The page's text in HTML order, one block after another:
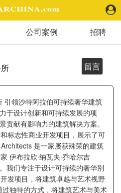
公司案例 招聘
留言
引领沙特阿拉伯可持续奢华建筑
于设计创新和可持续发展的项
贡献有影响力的建筑解决方案。
标志性商业开发项目，展示了可
是一家屡获殊荣的建筑
伊布拉欣·纳瓦夫·乔哈尔吉
我们专注于设计可持续的奢华别
发项目，将建筑卓越与艺术视野
独特的方式，将建筑艺术与美术